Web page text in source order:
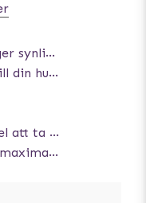
svagt ljus
hund!
och av
komfort